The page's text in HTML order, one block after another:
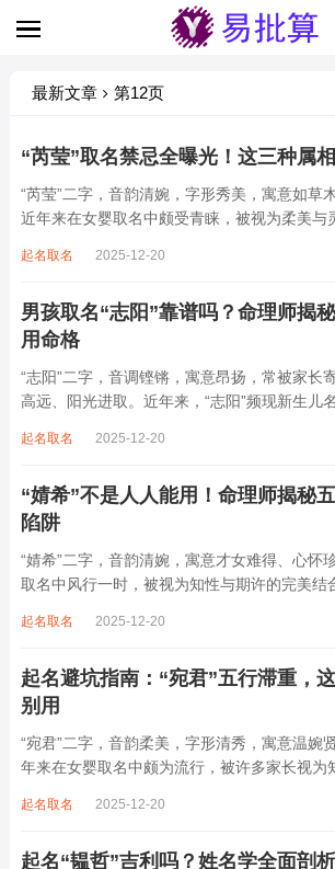
最新文章 第12页
“芮莹”取名禁忌全曝光！这三种属
“芮莹”二字，音韵清婉，字形秀美，寓意如草
近年来在女婴取名中颇受青睐，被视为柔美与
则暗藏木火交战、金水受制之局，阴气偏盛，
起名取名 2025-12-20
男孩取名“志阳”靠谱吗？命理师揭
用命格
“志阳”二字，音调铿锵，寓意昂扬，常被家长
高远、阳光进取。近年来，“志阳”频现新生儿
气场之枢纽。一字一音，皆牵动五行生克。“志
起名取名 2025-12-20
“婧希”不是人人能用！命理师揭秘
陷阱
“婧希”二字，音韵清婉，寓意才女难得、心怀
取名中风行一时，被视为知性与期许的完美结
希”之局，暗藏金水过盛、木火受制之患，若不
起名取名 2025-12-20
起名避坑指南：“宛君”五行滞重，
别用
“宛君”二字，音韵柔美，字形清秀，寓意温婉
年来在女婴取名中颇为流行，被许多家长视为
盛冰，徒有其表而损其本。细察“宛君”之局，
起名取名 2025-12-20
起名“韫哲”吉利吗？姓名学全面剖